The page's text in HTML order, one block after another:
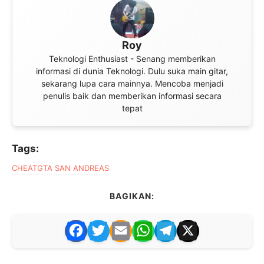
Roy
Teknologi Enthusiast - Senang memberikan
informasi di dunia Teknologi. Dulu suka main gitar,
sekarang lupa cara mainnya. Mencoba menjadi
penulis baik dan memberikan informasi secara
tepat
Tags:
CHEATGTA SAN ANDREAS
BAGIKAN:
F
a
T
w
E
m
W
h
T
el
X